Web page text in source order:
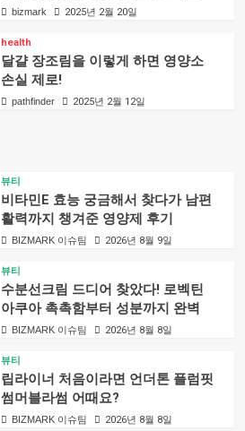
bizmark 2025년 2월 20일
health
달걀 장조림을 이렇게 하면 영양소
손실 제로!
pathfinder 2025년 2월 12일
뷰티
비타민E 효능 궁금해서 찾다가 남편
활력까지 챙겨준 영양제 후기
BIZMARK 이슈팀 2026년 8월 9일
뷰티
수분선크림 드디어 찾았다! 로벡틴
아쿠아 촉촉함부터 성분까지 완벽
BIZMARK 이슈팀 2026년 8월 8일
뷰티
립라이너 처음이라면 언더톤 플럼핏
썸머블라썸 어때요?
BIZMARK 이슈팀 2026년 8월 8일